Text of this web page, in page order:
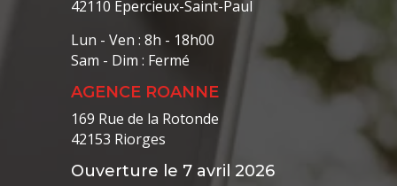
42110 Épercieux-Saint-Paul
Lun - Ven : 8h - 18h00
Sam - Dim : Fermé
AGENCE ROANNE
169 Rue de la Rotonde
42153 Riorges
Ouverture le 7 avril 2026